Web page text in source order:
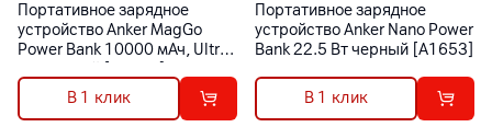
Портативное зарядное
устройство Anker MagGo
Power Bank 10000 мАч, Ultra-
В 1 клик
Портативное зарядное
устройство Anker Nano Power
Bank 22.5 Вт черный [A1653]
В 1 клик